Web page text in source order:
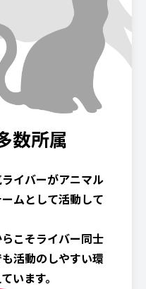
数所属
イバーがアニマル
ムとして活動して
こそライバー同士
活動のしやすい環
います。